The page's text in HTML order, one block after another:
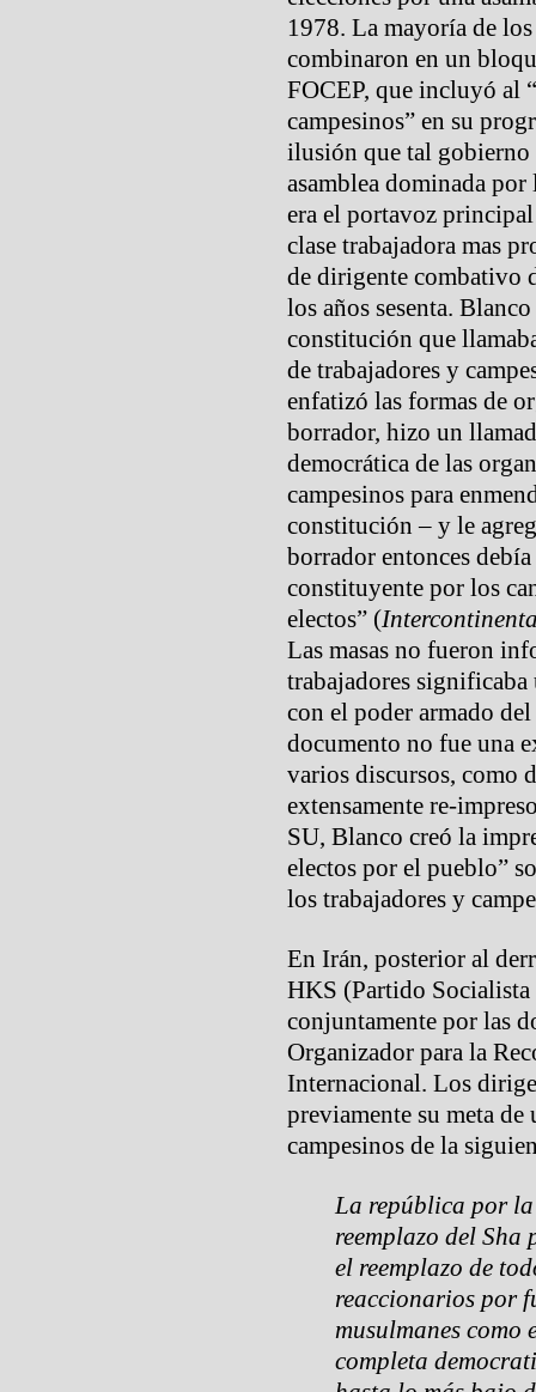
1978. La mayoría de
combinaron en un
FOCEP, que incluyó al
campesinos” en su
ilusión que tal gobierno
asamblea dominada
era el portavoz
clase trabajadora mas
de dirigente combativo
los años sesenta.
constitución que
de trabajadores y
enfatizó las formas de
borrador, hizo un
democrática de las
campesinos para
constitución – y le
borrador entonces debía
constituyente por los
electos” (
Las masas no fueron
trabajadores
con el poder armado
documento no fue una
varios discursos, como
extensamente re-
SU, Blanco creó la
electos por el pueblo”
los trabajadores y
En Irán, posterior al
HKS (Partido
conjuntamente por las
Organizador para la
Internacional. Los
previamente su meta
campesinos de la
La república por
reemplazo del Sha
el reemplazo de
reaccionarios por
musulmanes como
completa